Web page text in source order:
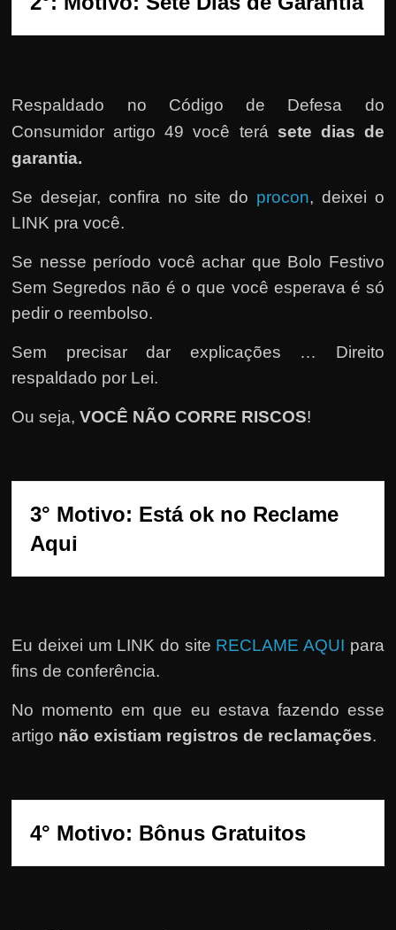
i
n
h
i
r
a
i
n
t
r
a
o
m
?
🤔
Respaldado no Código de Defesa do
Consumidor artigo 49 você terá sete dias de
garantia.
Se desejar, confira no site do procon, deixei o
LINK pra você.
Se nesse período você achar que Bolo Festivo
Sem Segredos não é o que você esperava é só
pedir o reembolso.
Sem precisar dar explicações … Direito
respaldado por Lei.
Ou seja,VOCÊ NÃO CORRE RISCOS!
3° Motivo: Está ok no Reclame
Aqui
Eu deixei um LINK do site RECLAME AQUI para
fins de conferência.
No momento em que eu estava fazendo esse
artigo não existiam registros de reclamações.